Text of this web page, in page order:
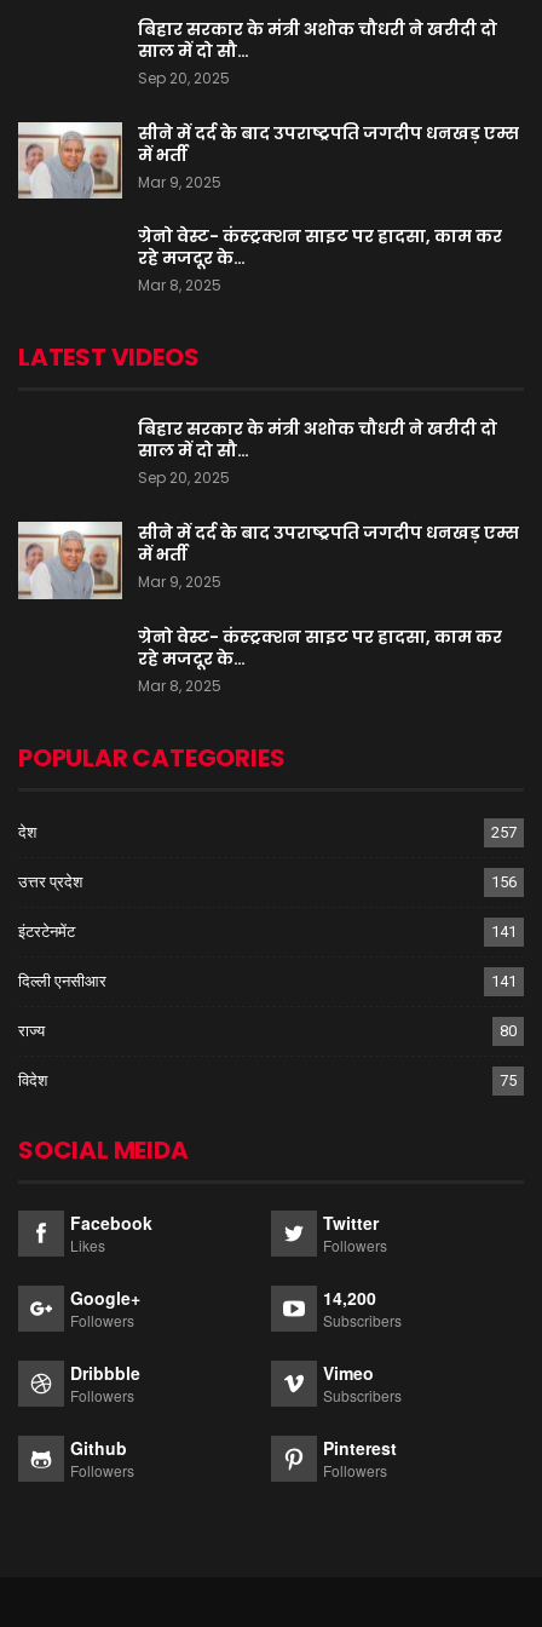
बिहार सरकार के मंत्री अशोक चौधरी ने खरीदी दो
साल में दो सौ…
Sep 20, 2025
सीने में दर्द के बाद उपराष्ट्रपति जगदीप धनखड़ एम्स
में भर्ती
Mar 9, 2025
ग्रेनो वेस्ट- कंस्ट्रक्शन साइट पर हादसा, काम कर
रहे मजदूर के…
Mar 8, 2025
LATEST VIDEOS
बिहार सरकार के मंत्री अशोक चौधरी ने खरीदी दो
साल में दो सौ…
Sep 20, 2025
सीने में दर्द के बाद उपराष्ट्रपति जगदीप धनखड़ एम्स
में भर्ती
Mar 9, 2025
ग्रेनो वेस्ट- कंस्ट्रक्शन साइट पर हादसा, काम कर
रहे मजदूर के…
Mar 8, 2025
POPULAR CATEGORIES
देश 257
उत्तर प्रदेश 156
इंटरटेनमेंट 141
दिल्ली एनसीआर 141
राज्य 80
विदेश 75
SOCIAL MEIDA
Facebook
Likes
Twitter
Followers
Google+
Followers
14,200
Subscribers
Dribbble
Followers
Vimeo
Subscribers
Github
Followers
Pinterest
Followers